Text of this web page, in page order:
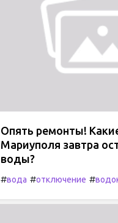
Опять ремонты!
Мариуполя завтра
воды?
#вода #отключение #